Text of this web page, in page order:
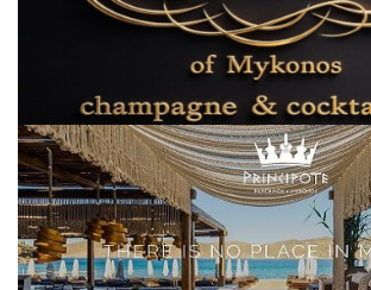
Elections 2023
Γλώσσα
Ελληνικά English